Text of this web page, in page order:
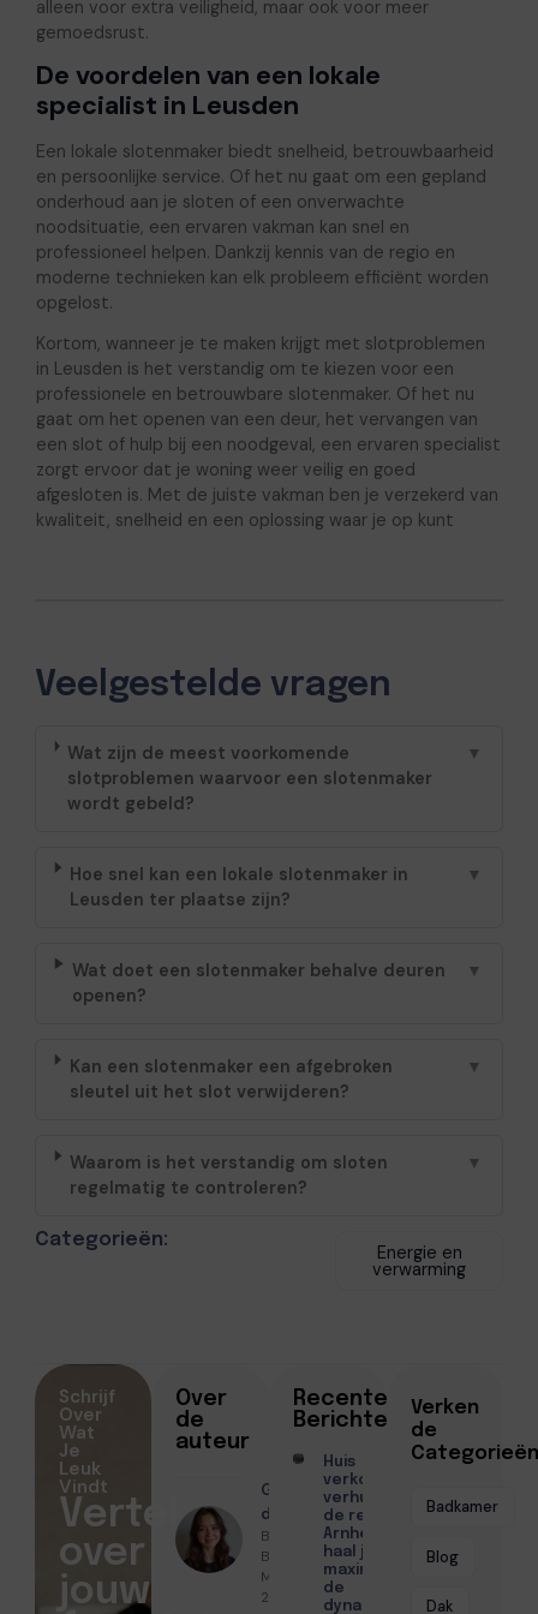
alleen voor extra veiligheid, maar ook voor meer
gemoedsrust.
De voordelen van een lokale
specialist in Leusden
Een lokale slotenmaker biedt snelheid, betrouwbaarheid
en persoonlijke service. Of het nu gaat om een gepland
onderhoud aan je sloten of een onverwachte
noodsituatie, een ervaren vakman kan snel en
professioneel helpen. Dankzij kennis van de regio en
moderne technieken kan elk probleem efficiënt worden
opgelost.
Kortom, wanneer je te maken krijgt met slotproblemen
in Leusden is het verstandig om te kiezen voor een
professionele en betrouwbare slotenmaker. Of het nu
gaat om het openen van een deur, het vervangen van
een slot of hulp bij een noodgeval, een ervaren specialist
zorgt ervoor dat je woning weer veilig en goed
afgesloten is. Met de juiste vakman ben je verzekerd van
kwaliteit, snelheid en een oplossing waar je op kunt
Veelgestelde vragen
Wat zijn de meest voorkomende
slotproblemen waarvoor een slotenmaker
wordt gebeld?
▼
Hoe snel kan een lokale slotenmaker in
Leusden ter plaatse zijn?
▼
Wat doet een slotenmaker behalve deuren
openen?
▼
Kan een slotenmaker een afgebroken
sleutel uit het slot verwijderen?
▼
Waarom is het verstandig om sloten
regelmatig te controleren?
▼
Categorieën:
Energie en
verwarming
Over
de
auteur
Geschreven
door
Benthe
Bakker ●
Maart 12,
2026
Recente
Berichten
Huis
verkopen of
verhuren in
de regio
Arnhem? Zo
haal je het
maximale uit
de
dynamische
Verken
de
Categorieën
Badkamer
Blog
Dak
Schrijf
Over
Wat
Je
Leuk
Vindt
Vertel
over
jouw